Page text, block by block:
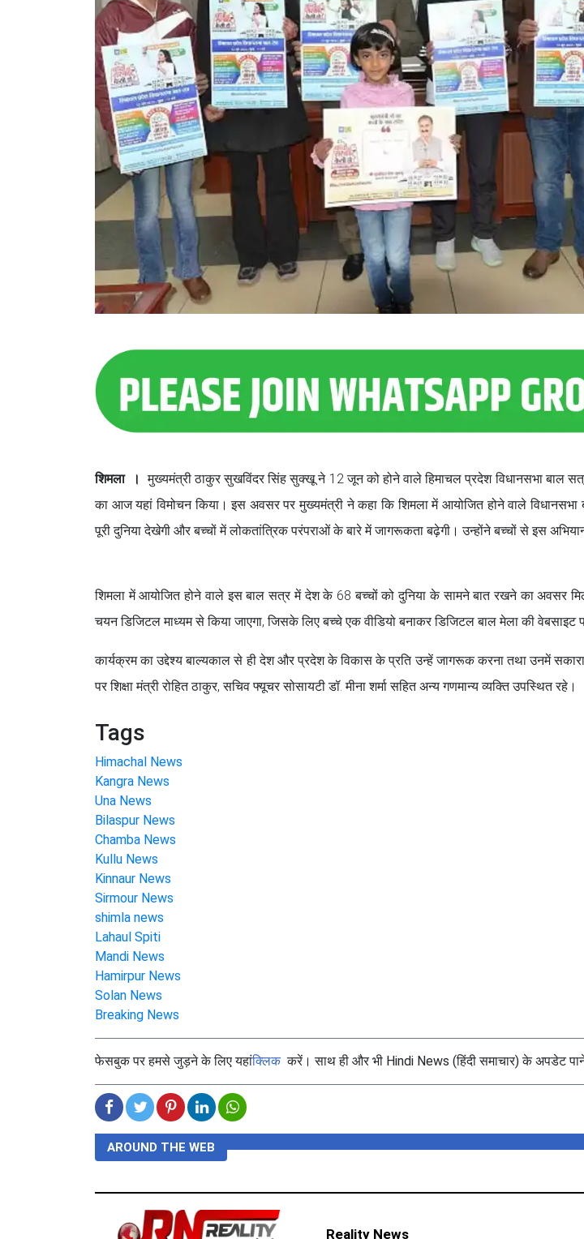
शिमला । मुख्यमंत्री ठाकुर सुखविंदर सिंह सुक्खू ने 12 जून को होने वाले हिमाचल प्रदेश विधानसभा बाल
का आज यहां विमोचन किया। इस अवसर पर मुख्यमंत्री ने कहा कि शिमला में आयोजित होने वाले विधानसभा
पूरी दुनिया देखेगी और बच्चों में लोकतांत्रिक परंपराओं के बारे में जागरूकता बढ़ेगी। उन्होंने बच्चों से इस
शिमला में आयोजित होने वाले इस बाल सत्र में देश के 68 बच्चों को दुनिया के सामने बात रखने का अवसर
चयन डिजिटल माध्यम से किया जाएगा, जिसके लिए बच्चे एक वीडियो बनाकर डिजिटल बाल मेला की
कार्यक्रम का उद्देश्य बाल्यकाल से ही देश और प्रदेश के विकास के प्रति उन्हें जागरूक करना तथा उनमें
पर शिक्षा मंत्री रोहित ठाकुर, सचिव फ्यूचर सोसायटी डॉ. मीना शर्मा सहित अन्य गणमान्य व्यक्ति उपस्थित रहे।
Tags
Himachal News
Kangra News
Una News
Bilaspur News
Chamba News
Kullu News
Kinnaur News
Sirmour News
shimla news
Lahaul Spiti
Mandi News
Hamirpur News
Solan News
Breaking News
फेसबुक पर हमसे जुड़ने के लिए यहांक्लिककरें। साथ ही और भी Hindi News (हिंदी समाचार) के अपडेट
AROUND THE WEB
Reality News